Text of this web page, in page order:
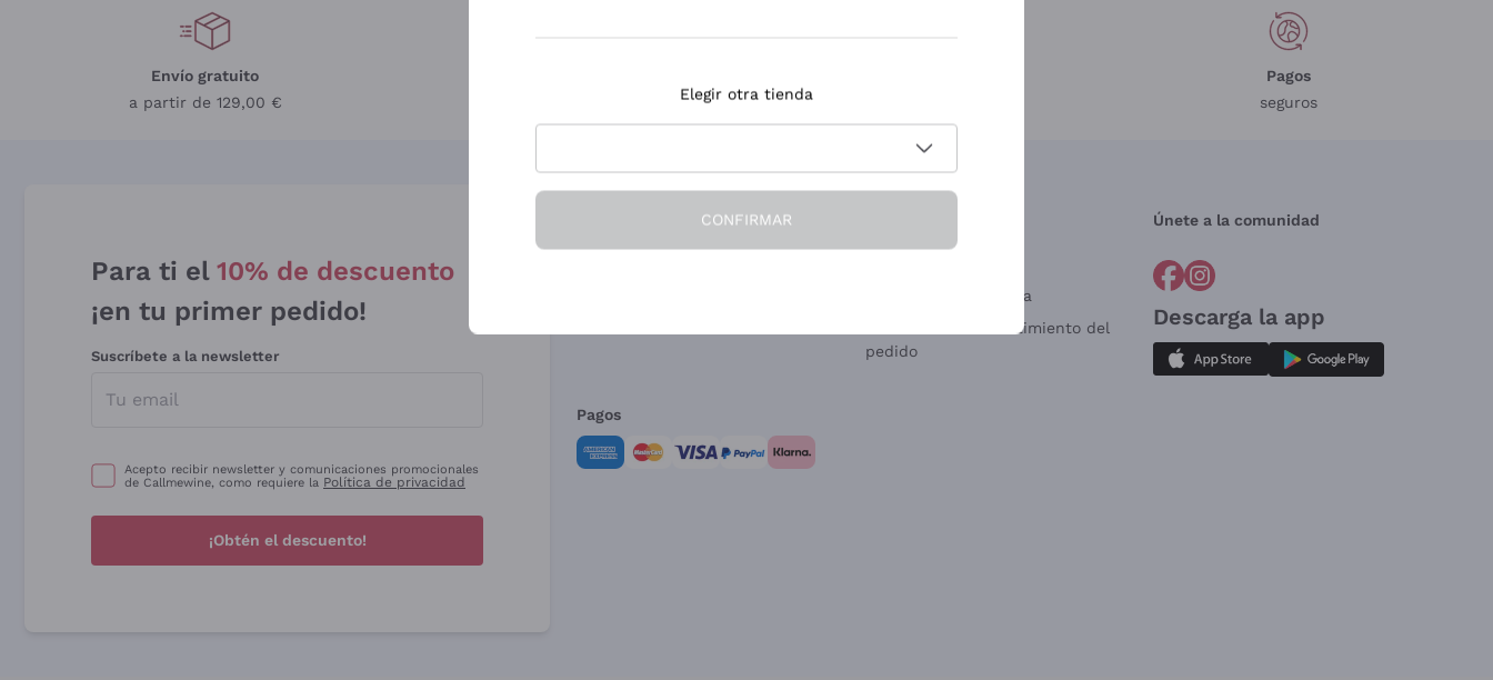
Envío gratuito
a partir de 129,00 €
Pagos
seguros
Para ti el 10% de descuento
¡en tu primer pedido!
Suscríbete a la newsletter
Acepto recibir newsletter y comunicaciones promocionales
de Callmewine, como requiere la Política de privacidad
¡Obtén el descuento!
Condiciones de Venta
Formulario de desistimiento del
pedido
Únete a la comunidad
Descarga la app
Pagos
Elegir otra tienda
CONFIRMAR